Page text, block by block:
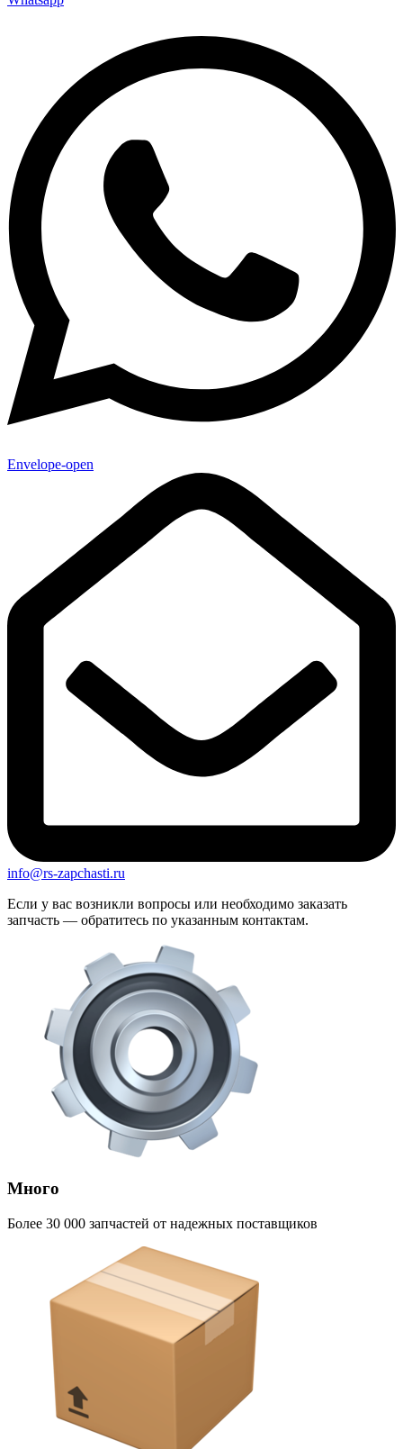
Envelope-open
info@rs-zapchasti.ru
Если у вас возникли вопросы или необходимо заказать
запчасть — обратитесь по указанным контактам.
Много
Более 30 000 запчастей от надежных поставщиков